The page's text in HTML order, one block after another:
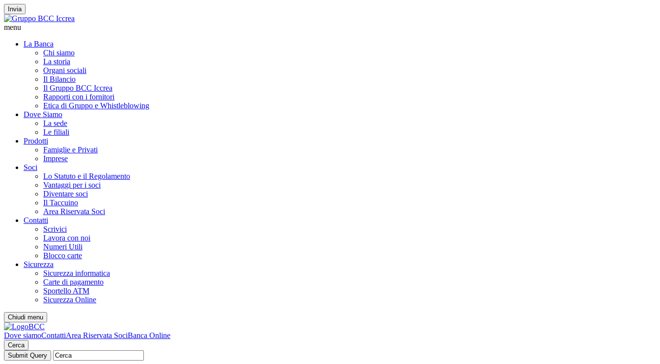
Invia
menu
La Banca
Chi siamo
La storia
Organi sociali
Il Bilancio
Il Gruppo BCC Iccrea
Rapporti con i fornitori
Etica di Gruppo e Whistleblowing
Dove Siamo
La sede
Le filiali
Prodotti
Famiglie e Privati
Imprese
Soci
Lo Statuto e il Regolamento
Vantaggi per i soci
Diventare soci
Il Taccuino
Area Riservata Soci
Contatti
Scrivici
Lavora con noi
Numeri Utili
Blocco carte
Sicurezza
Sicurezza informatica
Carte di pagamento
Sportello ATM
Sicurezza Online
Chiudi menu
Dove siamoContattiArea Riservata SociBanca Online
Cerca